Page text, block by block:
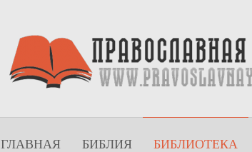
ГЛАВНАЯ БИБЛИЯ БИБЛИОТЕКА